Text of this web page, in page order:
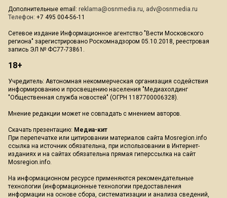
Дополнительные email: reklama@osnmedia.ru, adv@osnmedia.ru
Телефон: +7 495 004-56-11
Сетевое издание Информационное агентство "Вести Московского
региона" зарегистрировано Роскомнадзором 05.10.2018, реестровая
запись ЭЛ № ФС77-73861.
18+
Учредитель: Автономная некоммерческая организация содействия
информированию и просвещению населения "Медиахолдинг
"Общественная служба новостей" (ОГРН 1187700006328).
Мнение редакции может не совпадать с мнением авторов.
Скачать презентацию: Медиа-кит
При перепечатке или цитировании материалов сайта Mosregion.info
ссылка на источник обязательна, при использовании в Интернет-
изданиях и на сайтах обязательна прямая гиперссылка на сайт
Mosregion.info.
На информационном ресурсе применяются рекомендательные
технологии (информационные технологии предоставления
информации на основе сбора, систематизации и анализа сведений,